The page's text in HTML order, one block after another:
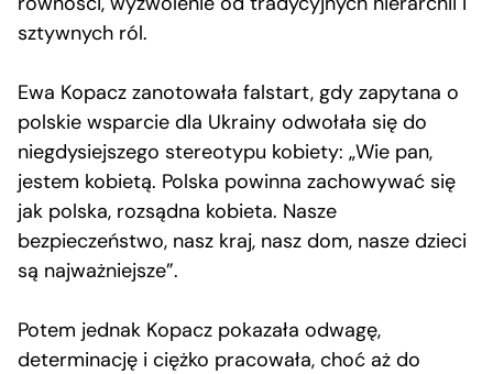
sztywnych ról.
Ewa Kopacz zanotowała falstart, gdy zapytana o
polskie wsparcie dla Ukrainy odwołała się do
niegdysiejszego stereotypu kobiety: „Wie pan,
jestem kobietą. Polska powinna zachowywać się
jak polska, rozsądna kobieta. Nasze
bezpieczeństwo, nasz kraj, nasz dom, nasze dzieci
są najważniejsze”.
Potem jednak Kopacz pokazała odwagę,
determinację i ciężko pracowała, choć aż do